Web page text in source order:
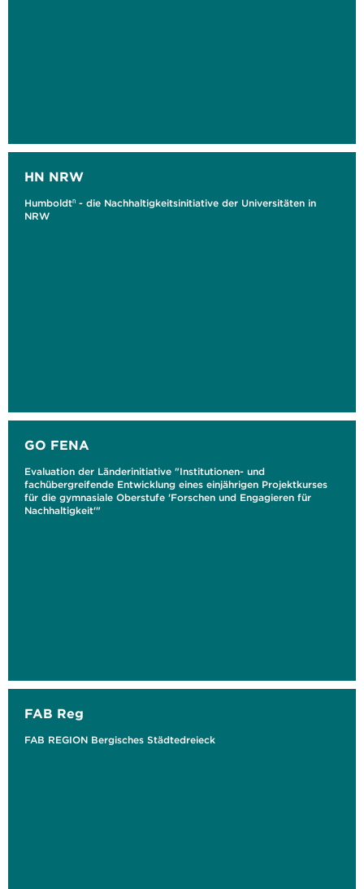
HN NRW
Humboldtⁿ - die Nachhaltigkeitsinitiative der Universitäten in
NRW
GO FENA
Evaluation der Länderinitiative "Institutionen- und
fachübergreifende Entwicklung eines einjährigen Projektkurses
für die gymnasiale Oberstufe 'Forschen und Engagieren für
Nachhaltigkeit'"
FAB Reg
FAB REGION Bergisches Städtedreieck